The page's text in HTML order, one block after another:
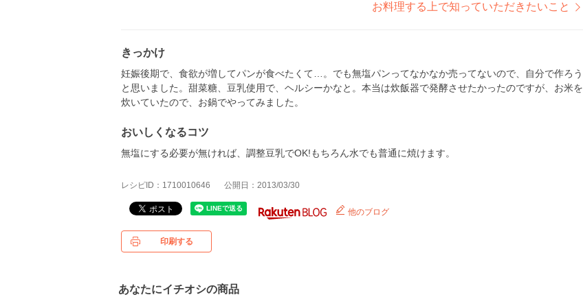
お料理する上で知っていただきたいこと
きっかけ
妊娠後期で、食欲が増してパンが食べたくて…。でも無塩パンってなかなか売ってないので、自分で作ろう
と思いました。甜菜糖、豆乳使用で、ヘルシーかなと。本当は炊飯器で発酵させたかったのですが、お米を
炊いていたので、お鍋でやってみました。
おいしくなるコツ
無塩にする必要が無ければ、調整豆乳でOK!もちろん水でも普通に焼けます。
レシピID：1710010646 公開日：2013/03/30
他のブログ
印刷する
あなたにイチオシの商品